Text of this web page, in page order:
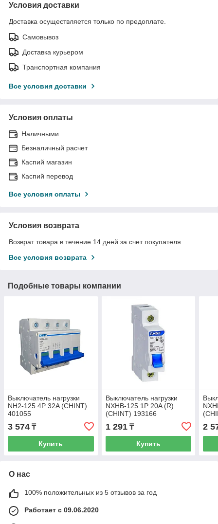
Условия доставки
Доставка осуществляется только по предоплате.
Самовывоз
Доставка курьером
Транспортная компания
Все условия доставки
Условия оплаты
Наличными
Безналичный расчет
Каспий магазин
Каспий перевод
Все условия оплаты
Условия возврата
Возврат товара в течение 14 дней за счет покупателя
Все условия возврата
Подобные товары компании
Выключатель нагрузки
NH2-125 4P 32A (CHINT)
401055
3 574 ₸
Купить
Выключатель нагрузки
NXHB-125 1P 20A (R)
(CHINT) 193166
1 291₸
Купить
2
О нас
100% положительных из 5 отзывов за год
Работает с 09.06.2020